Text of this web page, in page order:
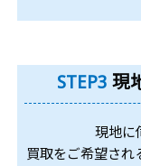
STEP3 現
現地に
買取をご希望され